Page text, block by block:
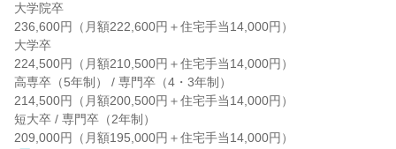
大学院卒
236,600円（月額222,600円＋住宅手当14,000円）
大学卒
224,500円（月額210,500円＋住宅手当14,000円）
高専卒（5年制） / 専門卒（4・3年制）
214,500円（月額200,500円＋住宅手当14,000円）
短大卒 / 専門卒（2年制）
209,000円（月額195,000円＋住宅手当14,000円）